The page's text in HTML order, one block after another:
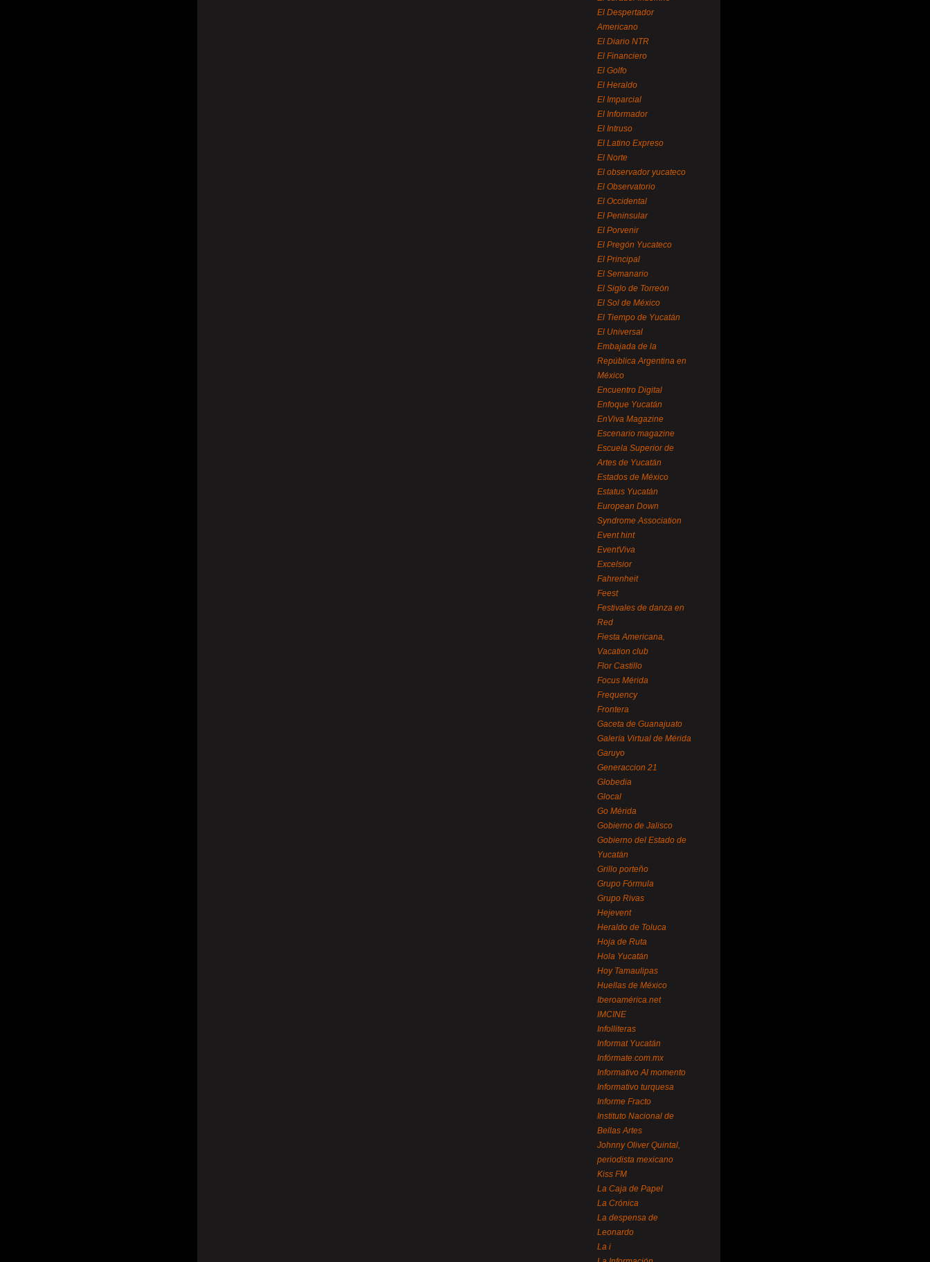
El Despertador
Americano
El Diario NTR
El Financiero
El Golfo
El Heraldo
El Imparcial
El Informador
El Intruso
El Latino Expreso
El Norte
El observador yucateco
El Observatorio
El Occidental
El Peninsular
El Porvenir
El Pregón Yucateco
El Principal
El Semanario
El Siglo de Torreón
El Sol de México
El Tiempo de Yucatán
El Universal
Embajada de la
República Argentina en
México
Encuentro Digital
Enfoque Yucatán
EnViva Magazine
Escenario magazine
Escuela Superior de
Artes de Yucatán
Estados de México
Estatus Yucatán
European Down
Syndrome Association
Event hint
EventViva
Excelsior
Fahrenheit
Feest
Festivales de danza en
Red
Fiesta Americana,
Vacation club
Flor Castillo
Focus Mérida
Frequency
Frontera
Gaceta de Guanajuato
Galería Virtual de Mérida
Garuyo
Generaccion 21
Globedia
Glocal
Go Mérida
Gobierno de Jalisco
Gobierno del Estado de
Yucatán
Grillo porteño
Grupo Fórmula
Grupo Rivas
Hejevent
Heraldo de Toluca
Hoja de Ruta
Hola Yucatán
Hoy Tamaulipas
Huellas de México
Iberoamérica.net
IMCINE
Infolliteras
Informat Yucatán
Infórmate.com.mx
Informativo Al momento
Informativo turquesa
Informe Fracto
Instituto Nacional de
Bellas Artes
Johnny Oliver Quintal,
periodista mexicano
Kiss FM
La Caja de Papel
La Crónica
La despensa de
Leonardo
La i